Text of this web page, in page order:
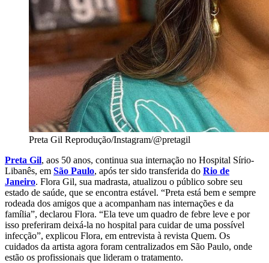
Preta Gil Reprodução/Instagram/@pretagil
Preta Gil, aos 50 anos, continua sua internação no Hospital Sírio-
Libanês, em São Paulo, após ter sido transferida do Rio de
Janeiro. Flora Gil, sua madrasta, atualizou o público sobre seu
estado de saúde, que se encontra estável. “Preta está bem e sempre
rodeada dos amigos que a acompanham nas internações e da
família”, declarou Flora. “Ela teve um quadro de febre leve e por
isso preferiram deixá-la no hospital para cuidar de uma possível
infecção”, explicou Flora, em entrevista à revista Quem. Os
cuidados da artista agora foram centralizados em São Paulo, onde
estão os profissionais que lideram o tratamento.